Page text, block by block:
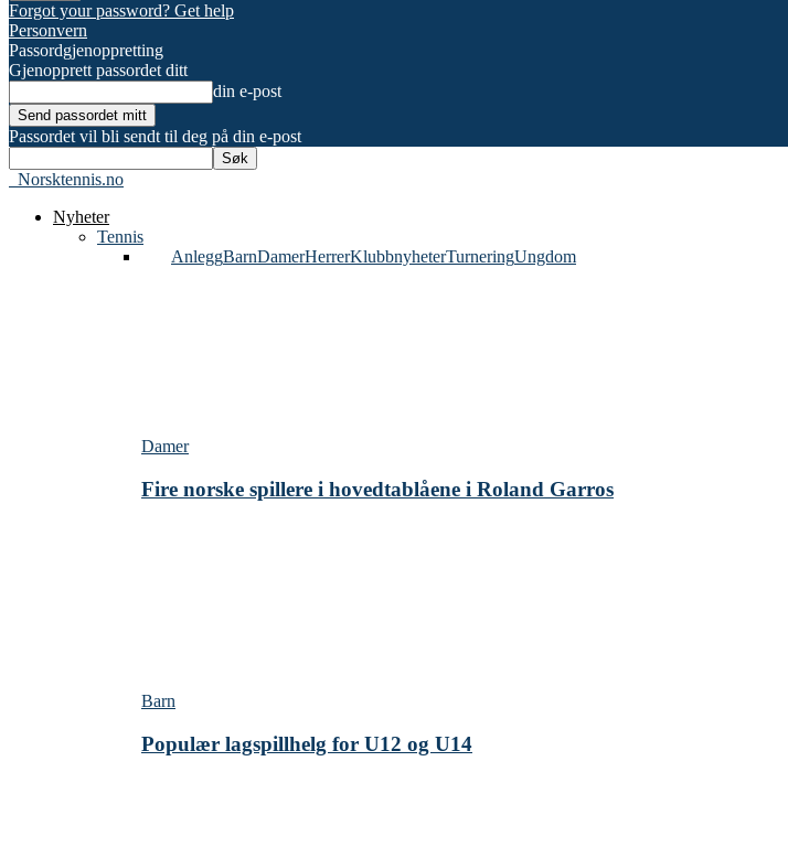
Forgot your password? Get help
Personvern
Passordgjenoppretting
Gjenopprett passordet ditt
din e-post
Passordet vil bli sendt til deg på din e-post
Norsktennis.no
Nyheter
Tennis
AnleggBarnDamerHerrerKlubbnyheterTurneringUngdom
Damer
Fire norske spillere i hovedtablåene i Roland Garros
Barn
Populær lagspillhelg for U12 og U14